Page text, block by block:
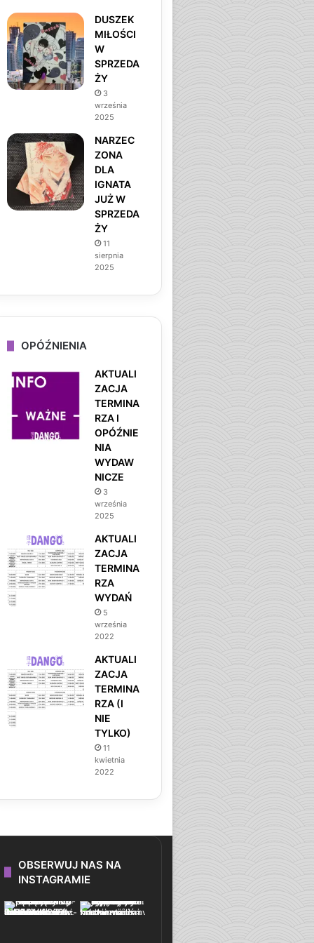
DUSZEK
MIŁOŚCI
W
SPRZEDA
ŻY
3
września
2025
NARZEC
ZONA
DLA
IGNATA
JUŻ W
SPRZEDA
ŻY
11
sierpnia
2025
OPÓŹNIENIA
AKTUALI
ZACJA
TERMINA
RZA I
OPÓŹNIE
NIA
WYDAW
NICZE
3
września
2025
AKTUALI
ZACJA
TERMINA
RZA
WYDAŃ
5
września
2022
AKTUALI
ZACJA
TERMINA
RZA (I
NIE
TYLKO)
11
kwietnia
2022
OBSERWUJ NAS NA
INSTAGRAMIE